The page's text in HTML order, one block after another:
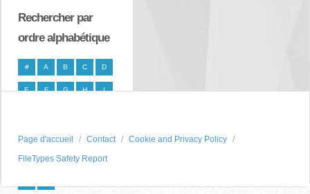
Rechercher par
ordre alphabétique
# A B C D
E F G H I
P S
T U V W X
Page d'accueil Contact
Cookie and Privacy Policy
FileTypes Safety Report